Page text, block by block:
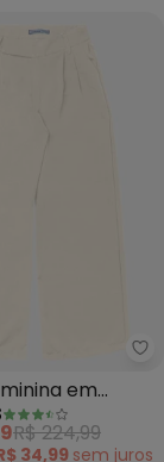
Wide Leg em
em
(Bege)
R$ 224,99
34,99 sem juros